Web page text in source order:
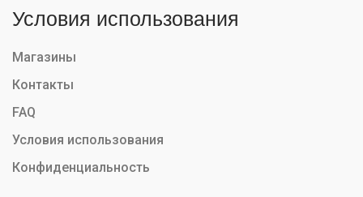
Условия использования
Магазины
Контакты
FAQ
Условия использования
Конфиденциальность